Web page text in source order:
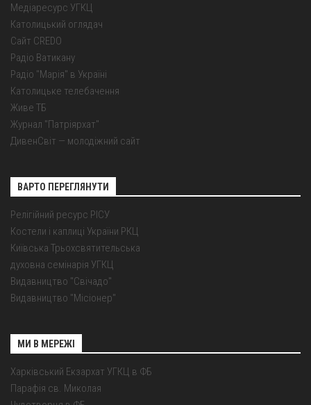
Медіаресурс УГКЦ
Католицький оглядач
Сайт CREDO
Радіо Ватикану
Радіо "Марія" в Україні
Католицьке телебачення
Живе ТБ
Журнал "Патріярхат"
ДивенСвіт — молодіжний сайт
ВАРТО ПЕРЕГЛЯНУТИ
Релігійний ресурс РІСУ
Костели і каплиці України РКЦ
Київська Трьохсвятительська
духовна семінарія УГКЦ
Видавництво "Свічадо"
Видавництво "Місіонер"
МИ В МЕРЕЖІ
Харківський Екзархат УГКЦ в ФБ
Парафія св. Миколая